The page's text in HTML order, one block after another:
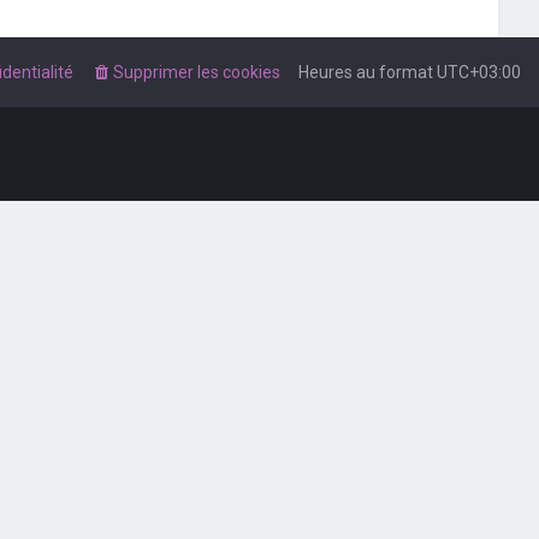
Heures au formatUTC+03:00
Supprimer les cookies